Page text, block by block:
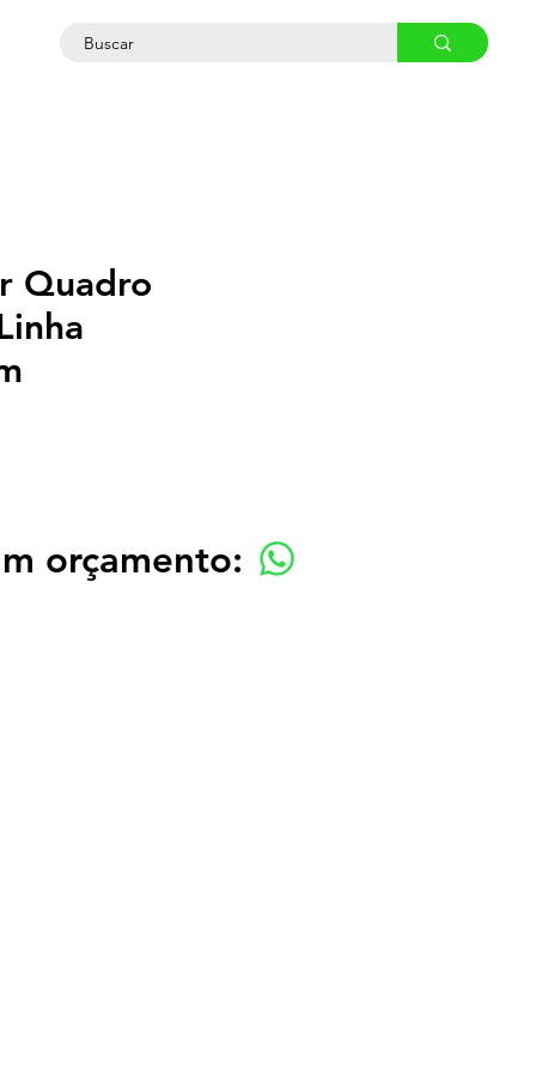
Quadro
orçamento: